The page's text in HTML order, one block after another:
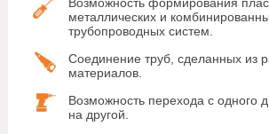
металлических и
трубопроводных систем.
Соединение труб, сделанных из
материалов.
Возможность перехода с одного
на другой.